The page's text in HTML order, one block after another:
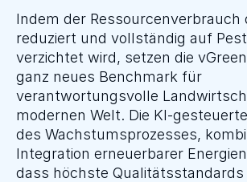
Indem der Ressourcenverbrauch
reduziert und vollständig auf
verzichtet wird, setzen die
ganz neues Benchmark für
verantwortungsvolle
modernen Welt. Die KI-
des Wachstumsprozesses,
Integration erneuerbarer
dass höchste Qualitätsstandards